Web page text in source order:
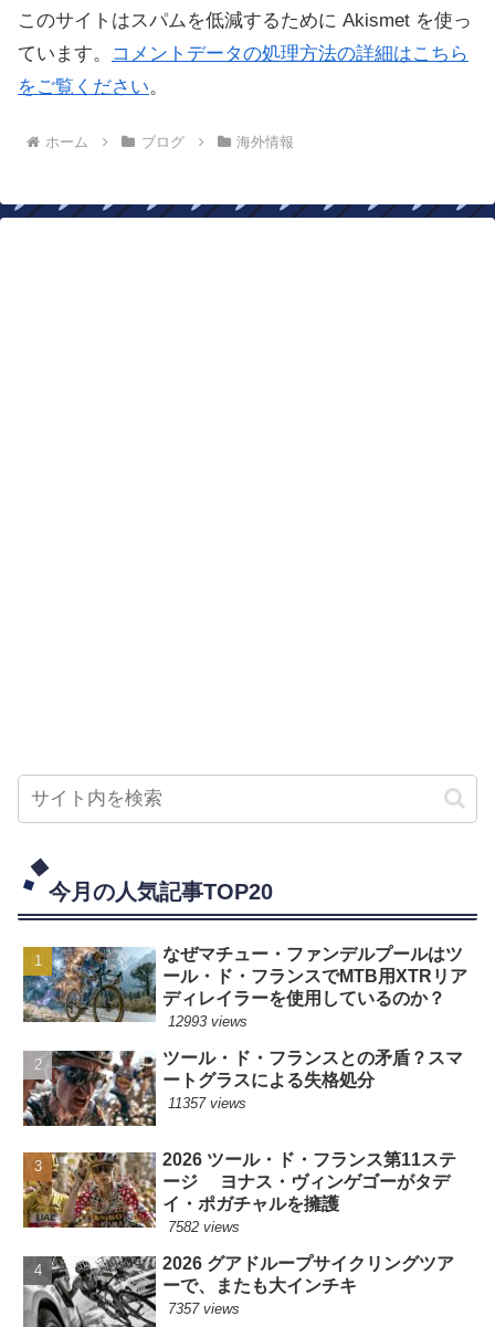
このサイトはスパムを低減するために Akismet を使っ
ています。
コメントデータの処理方法の詳細はこちら
をご覧ください。
ホーム ブログ 海外情報
今月の人気記事TOP20
なぜマチュー・ファンデルプールはツ
ール・ド・フランスでMTB用XTRリア
ディレイラーを使用しているのか？
12993 views
ツール・ド・フランスとの矛盾？スマ
ートグラスによる失格処分
11357 views
2026 ツール・ド・フランス第11ステ
ージ ヨナス・ヴィンゲゴーがタデ
イ・ポガチャルを擁護
7582 views
2026 グアドループサイクリングツア
ーで、またも大インチキ
7357 views